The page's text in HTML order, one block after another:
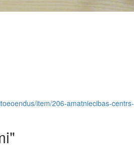
item/206-amatniecibas-centrs-